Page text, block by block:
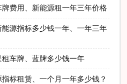
费用、新能源租一年三年价格
源指标多少钱一年、一年三年
车牌、蓝牌多少钱一年
标租赁、一个月一年多少钱？